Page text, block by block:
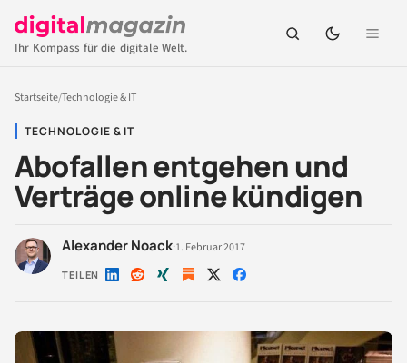
Ihr Kompass für die digitale Welt.
Startseite/Technologie & IT
TECHNOLOGIE & IT
Abofallen entgehen und
Verträge online kündigen
Alexander Noack·1. Februar 2017
TEILEN Auf Auf Auf Auf Auf